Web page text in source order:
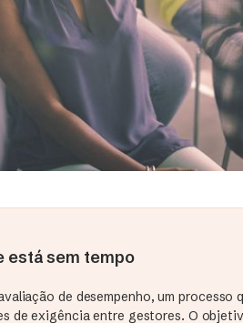
está sem tempo
de desempenho, um processo
de exigência entre gestores. O